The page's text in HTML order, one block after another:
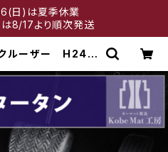
日)は夏季休業
8/17より順次発送
ルーザー H24/
マット 神戸ター
房